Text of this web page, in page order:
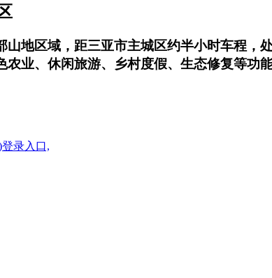
山地区域，距三亚市主城区约半小时车程
农业、休闲旅游、乡村度假、生态修复等功
录入口,